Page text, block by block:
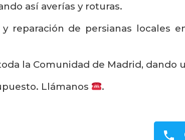
así averías y roturas.
reparación de persianas locales
la Comunidad de Madrid, dando
Llámanos
.